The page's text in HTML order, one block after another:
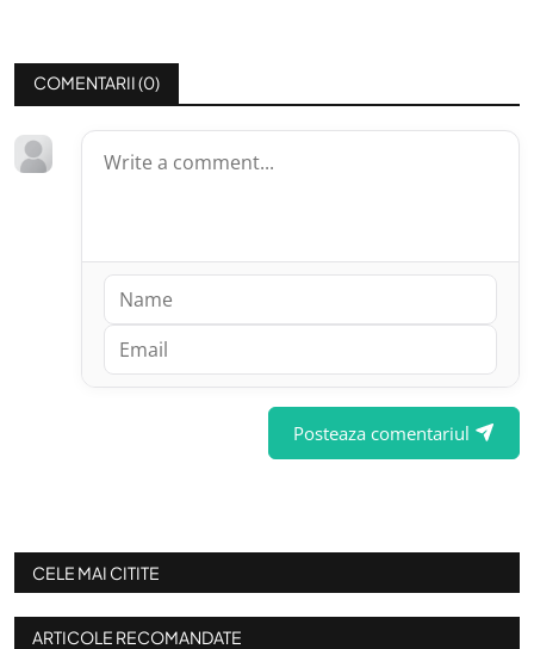
COMENTARII (0)
Posteaza comentariul
CELE MAI CITITE
ARTICOLE RECOMANDATE